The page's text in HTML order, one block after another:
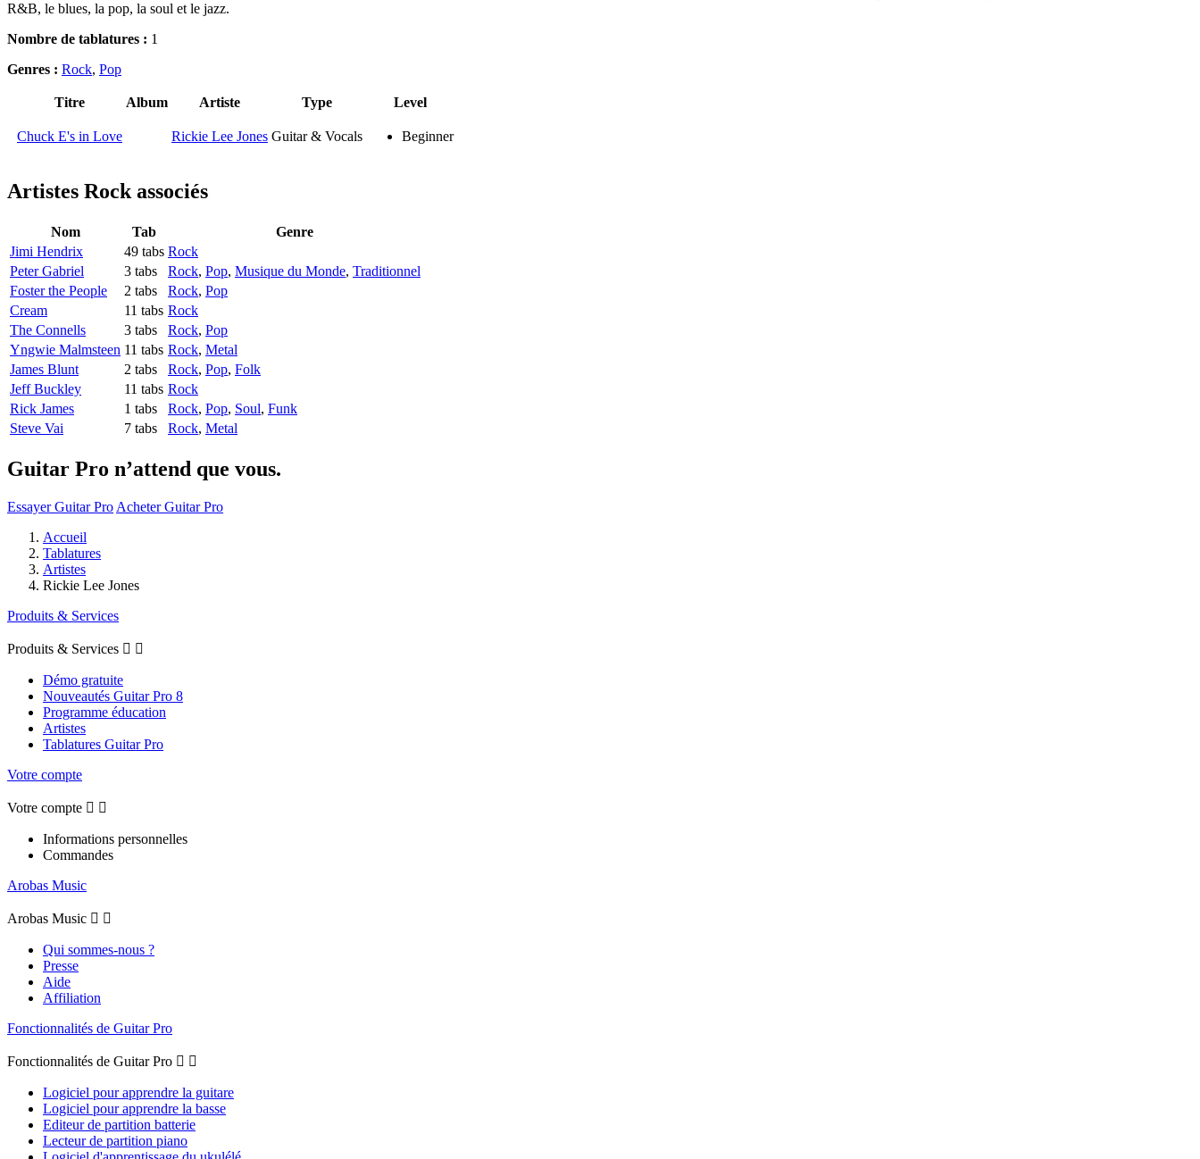
R&B, le blues, la pop, la soul et le jazz.
Nombre de tablatures : 1
Genres : Rock, Pop
Titre Album Artiste Type Level
Chuck E's in Love Rickie Lee Jones Guitar & Vocals Beginner
Artistes Rockassociés
Nom Tab
Genre
Jimi Hendrix
49 tabs Rock
Peter Gabriel
3 tabs Rock, Pop, Musique du Monde, Traditionnel
Foster the People
2 tabs Rock, Pop
Cream
11 tabs Rock
The Connells
3 tabs Rock, Pop
Yngwie Malmsteen 11 tabs Rock, Metal
James Blunt
2 tabs Rock, Pop, Folk
Jeff Buckley
11 tabs Rock
Rick James
1 tabs Rock, Pop, Soul, Funk
Steve Vai
7 tabs Rock, Metal
Guitar Pro n’attend que vous.
Essayer Guitar Pro Acheter Guitar Pro
Accueil
Tablatures
Artistes
Rickie Lee Jones
Produits & Services
Produits & Services  
Démo gratuite
Nouveautés Guitar Pro 8
Programme éducation
Artistes
Tablatures Guitar Pro
Votre compte
Votre compte  
Informations personnelles
Commandes
Arobas Music
Arobas Music  
Qui sommes-nous ?
Presse
Aide
Affiliation
Fonctionnalités de Guitar Pro
Fonctionnalités de Guitar Pro  
Logiciel pour apprendre la guitare
Logiciel pour apprendre la basse
Editeur de partition batterie
Lecteur de partition piano